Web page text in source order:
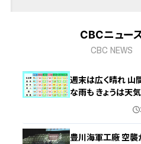
CBCニュー
CBC NEWS
週末は広く晴れ 山
な雨も きょうは天
雨予想 愛知･名古
豊川海軍工廠 空襲